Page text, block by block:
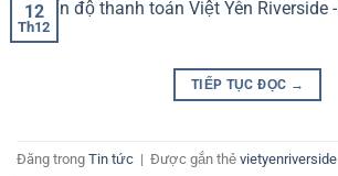
12
Th12
TIẾP TỤC ĐỌC →
Đăng trong Tin tức | Được gắn thẻ vietyenriverside